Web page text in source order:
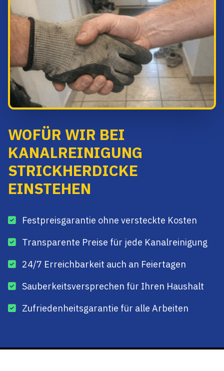
WOFÜR WIR BEI
KANALREINIGUNG
STRICKHERDICKE
EINSTEHEN
Festpreisgarantie ohne versteckte Kosten
Transparente Preise für jede Kanalreinigung
24/7 Erreichbarkeit auch an Feiertagen
Sauberkeitsversprechen für Ihren Haushalt
Zufriedenheitsgarantie für alle Arbeiten